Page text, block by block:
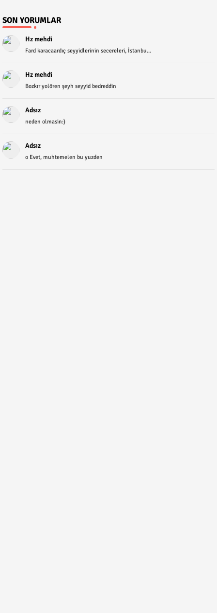
SON YORUMLAR
Hz mehdi
Fard karacaardıç seyyidlerinin secereleri, İstanbu...
Hz mehdi
Bozkır yolören şeyh seyyid bedreddin
Adsız
neden olmasin:)
Adsız
o Evet, muhtemelen bu yuzden